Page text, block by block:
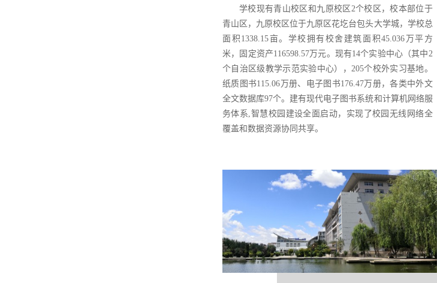
学校现有青山校区和九原校区2个校区，校本部位于
青山区，九原校区位于九原区花圪台包头大学城，学校总
面积1338.15亩。学校拥有校舍建筑面积45.036万平方
米，固定资产116598.57万元。现有14个实验中心（其中2
个自治区级教学示范实验中心），205个校外实习基地。
纸质图书115.06万册、电子图书176.47万册，各类中外文
全文数据库97个。建有现代电子图书系统和计算机网络服
务体系,智慧校园建设全面启动，实现了校园无线网络全
覆盖和数据资源协同共享。